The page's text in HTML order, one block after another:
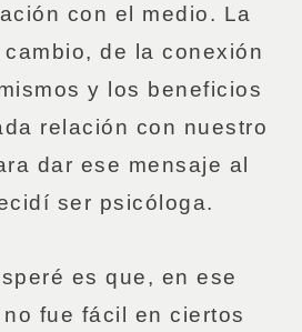
con el medio. La
de la conexión
y los beneficios
relación con nuestro
dar ese mensaje al
ser psicóloga.
es que, en ese
fue fácil en ciertos